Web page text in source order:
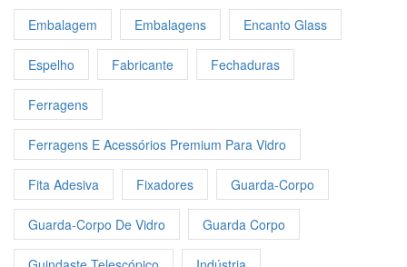
Embalagem Embalagens Encanto Glass
Espelho Fabricante Fechaduras
Ferragens
Ferragens E Acessórios Premium Para Vidro
Fita Adesiva Fixadores Guarda-Corpo
Guarda-Corpo De Vidro Guarda Corpo